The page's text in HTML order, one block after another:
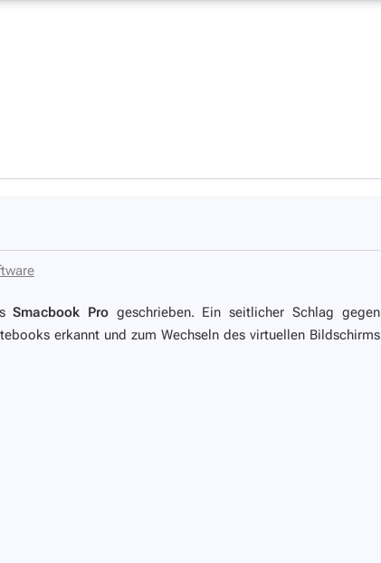
Smacbook Pro geschrieben. Ein seitlicher Schlag gegen
erkannt und zum Wechseln des virtuellen Bildschirms